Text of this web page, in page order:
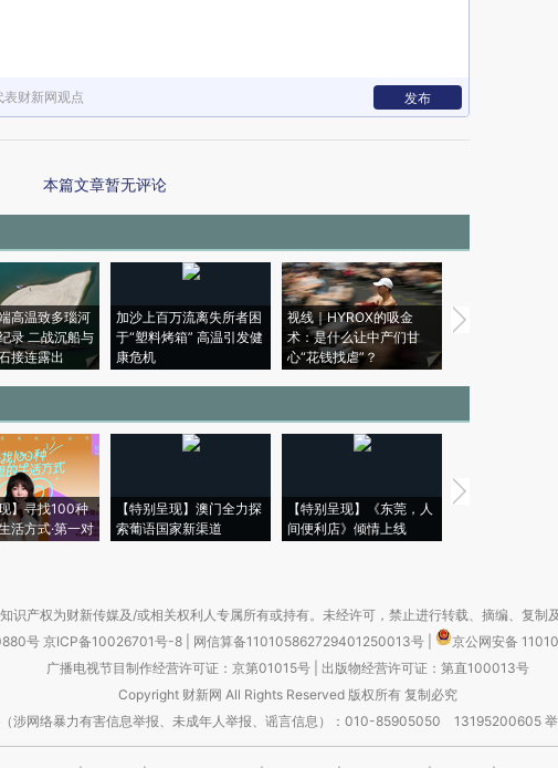
财新网观点 发布
本篇文章暂无评论
高温致多瑙河
录 二战沉船与
接连露出
加沙上百万流离失所者困
于“塑料烤箱” 高温引发健
康危机
视线｜HYROX的吸金
术：是什么让中产们甘
心“花钱找虐”？
马航飞行员跨国
现】寻找100种
活方式·第一对
【特别呈现】澳门全力探
索葡语国家新渠道
【特别呈现】《东莞，人
间便利店》倾情上线
【推广】走进第
识产权为财新传媒及/或相关权利人专属所有或持有。未经许可，禁止进行转载、摘编、复制
号京ICP备10026701号-8 网信算备110105862729401250013号
京公网安备
广播电视节目制作经营许可证：京第01015号| 出版物经营许可证：第直100013号
Copyright 财新网 All Rights Reserved 版权所有 复制必究
涉网络暴力有害信息举报、未成年人举报、谣言信息）：010-85905050 13195200605